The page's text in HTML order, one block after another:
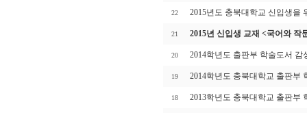
22 2015년도 충북대학교 신입생을
21 2015년 신입생 교재 <국어와 작
20 2014학년도 출판부 학술도서
19 2014학년도 충북대학교 출판부
18 2013학년도 충북대학교 출판부